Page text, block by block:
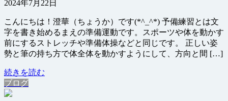
2024年7月22日
こんにちは！澄華（ちょうか）です(*^_^*) 予備練習とは文
字を書き始めるまえの準備運動です。スポーツや体を動かす
前にするストレッチや準備体操などと同じです。 正しい姿
勢と筆の持ち方で体全体を動かすようにして、方向と間 […]
続きを読む
ブログ